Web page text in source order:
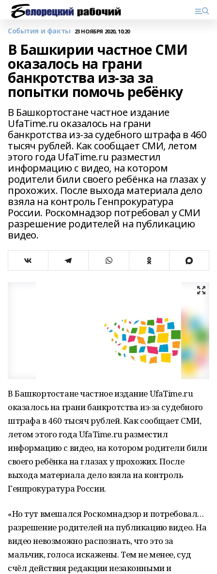
События и факты 23 НОЯБРЯ 2020, 10:20
В Башкирии частное СМИ
оказалось на грани
банкротства из-за за
попытки помочь ребёнку
В Башкортостане частное издание
UfaTime.ru оказалось на грани
банкротства из-за судебного штрафа в 460
тысяч рублей. Как сообщает СМИ, летом
этого года UfaTime.ru разместил
информацию с видео, на котором
родители били своего ребёнка на глазах у
прохожих. После выхода материала дело
взяла на контроль Генпрокуратура
России. Роскомнадзор потребовал у СМИ
разрешение родителей на публикацию
видео.
В Башкортостане частное издание UfaTime.ru
оказалось на грани банкротства из-за судебного
штрафа в 460 тысяч рублей. Как сообщает СМИ,
летом этого года UfaTime.ru разместил
информацию с видео, на котором родители били
своего ребёнка на глазах у прохожих. После
выхода материала дело взяла на контроль
Генпрокуратура России.
«Но тут вмешался Роскомнадзор и потребовал…
разрешение родителей на публикацию видео. На
видео невозможно распознать, что это за
мальчик, голоса искажены. Тем не менее, суд
счёл действия редакции незаконными и